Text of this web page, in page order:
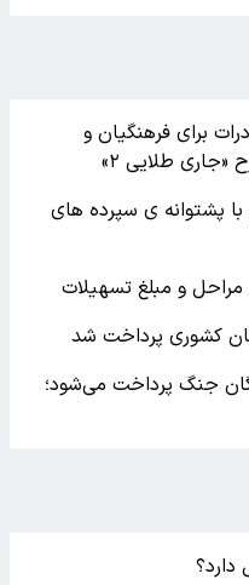
برای فرهنگیان و
طلایی ۲»
با پشتوانه ی سپرده های
مراحل و مبلغ تسهیلات
جنگ پرداخت می‌شود؛